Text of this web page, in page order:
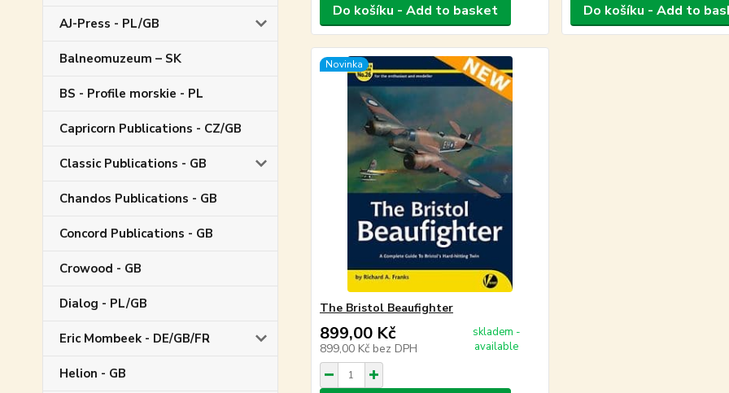
AJ-Press - PL/GB
Balneomuzeum – SK
BS - Profile morskie - PL
Capricorn Publications - CZ/GB
Classic Publications - GB
Chandos Publications - GB
Concord Publications - GB
Crowood - GB
Dialog - PL/GB
Eric Mombeek - DE/GB/FR
Helion - GB
Do košíku - Add to basket Do košíku - Add to
Novinka
The Bristol Beaufighter
899,00 Kč
899,00 Kč bez DPH
skladem -
available